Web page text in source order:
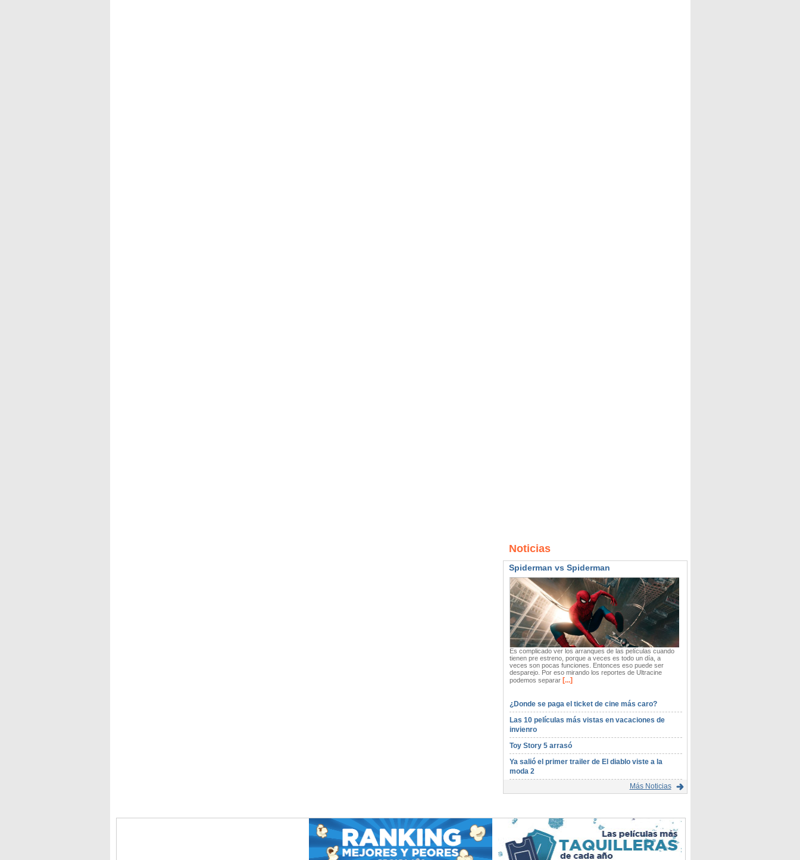
Noticias
Spiderman vs Spiderman
Es complicado ver los arranques de las películas cuando
tienen pre estreno, porque a veces es todo un día, a
veces son pocas funciones. Entonces eso puede ser
desparejo. Por eso mirando los reportes de Ultracine
podemos separar[...]
¿Donde se paga el ticket de cine más caro?
Las 10 películas más vistas en vacaciones de
invienro
Toy Story 5 arrasó
Ya salió el primer trailer de El diablo viste a la
moda 2
Más Noticias